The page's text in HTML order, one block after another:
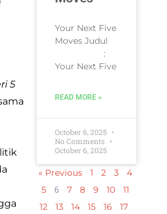
5
Your Next Five
Moves Judul
:
Your Next Five
READ MORE »
October 6, 2025
No Comments
October 6, 2025
« Previous 1 2 3
4
5
6 7 8 9 10
11
12
13 14 15 16
17